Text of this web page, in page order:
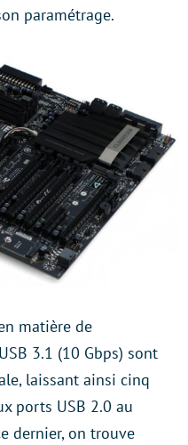
paramétrage.
matière de
3.1 (10 Gbps) sont
laissant ainsi cinq
ports USB 2.0 au
dernier, on trouve